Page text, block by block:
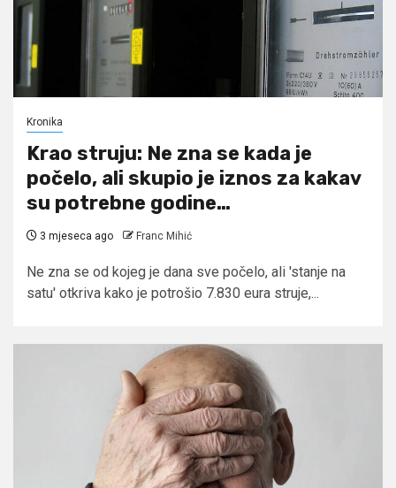
Kronika
Krao struju: Ne zna se kada je
počelo, ali skupio je iznos za kakav
su potrebne godine…
3 mjeseca ago Franc Mihić
Ne zna se od kojeg je dana sve počelo, ali 'stanje na
satu' otkriva kako je potrošio 7.830 eura struje,...